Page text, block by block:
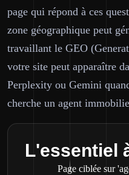
page qui répond à ces
zone géographique peut
travaillant le GEO
votre site peut apparaître
Perplexity ou Gemini
cherche un agent
L'essentiel
Page ciblée sur